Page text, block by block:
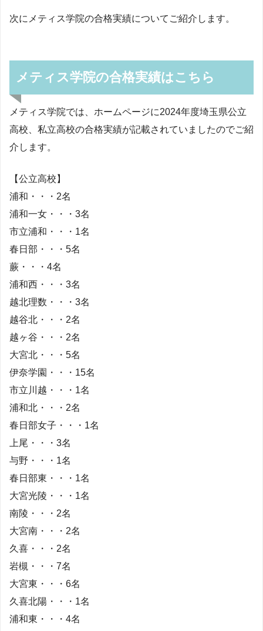
次にメティス学院の合格実績についてご紹介します。
メティス学院の合格実績はこちら
メティス学院では、ホームページに2024年度埼玉県公立
高校、私立高校の合格実績が記載されていましたのでご紹
介します。
【公立高校】
浦和・・・2名
浦和一女・・・3名
市立浦和・・・1名
春日部・・・5名
蕨・・・4名
浦和西・・・3名
越北理数・・・3名
越谷北・・・2名
越ヶ谷・・・2名
大宮北・・・5名
伊奈学園・・・15名
市立川越・・・1名
浦和北・・・2名
春日部女子・・・1名
上尾・・・3名
与野・・・1名
春日部東・・・1名
大宮光陵・・・1名
南陵・・・2名
大宮南・・・2名
久喜・・・2名
岩槻・・・7名
大宮東・・・6名
久喜北陽・・・1名
浦和東・・・4名